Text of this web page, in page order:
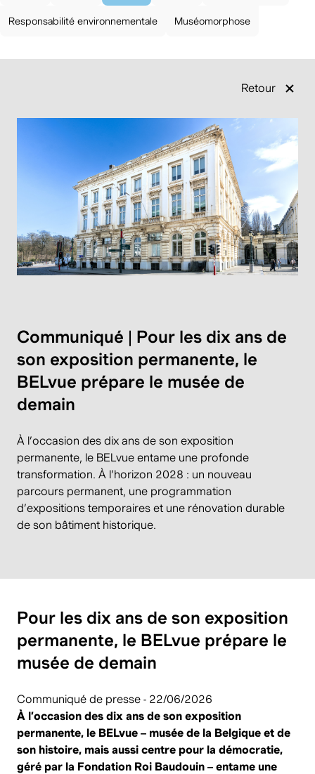
Responsabilité environnementale Muséomorphose
Retour
Communiqué | Pour les dix ans de
son exposition permanente, le
BELvue prépare le musée de
demain
À l’occasion des dix ans de son exposition
permanente, le BELvue entame une profonde
transformation. À l’horizon 2028 : un nouveau
parcours permanent, une programmation
d’expositions temporaires et une rénovation durable
de son bâtiment historique.
Pour les dix ans de son exposition
permanente, le BELvue prépare le
musée de demain
Communiqué de presse - 22/06/2026
À l’occasion des dix ans de son exposition
permanente, le BELvue – musée de la Belgique et de
son histoire, mais aussi centre pour la démocratie,
géré par la Fondation Roi Baudouin – entame une